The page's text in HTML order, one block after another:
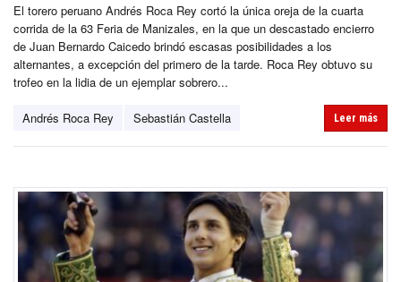
El torero peruano Andrés Roca Rey cortó la única oreja de la cuarta
corrida de la 63 Feria de Manizales, en la que un descastado encierro
de Juan Bernardo Caicedo brindó escasas posibilidades a los
alternantes, a excepción del primero de la tarde. Roca Rey obtuvo su
trofeo en la lidia de un ejemplar sobrero...
Andrés Roca Rey Sebastián Castella Leer más